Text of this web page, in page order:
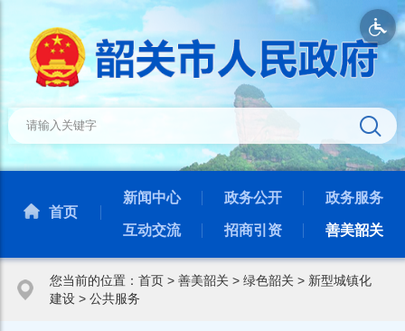
首页
新闻中心 政务公开 政务服务
互动交流 招商引资 善美韶关
您当前的位置： 首页> 善美韶关> 绿色韶关> 新型城镇化
建设> 公共服务